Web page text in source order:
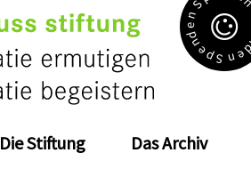
Die Stiftung Das Archiv
S
p
e
n
d
e
n
S
e
n